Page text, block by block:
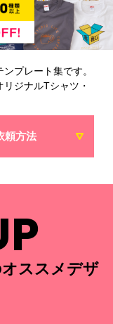
プレート集です。
ジナルTシャツ・
頼方法
ススメデザ